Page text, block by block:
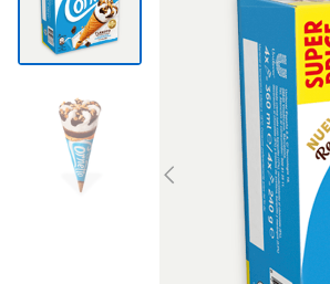
4. gamba
verduras
croquetas